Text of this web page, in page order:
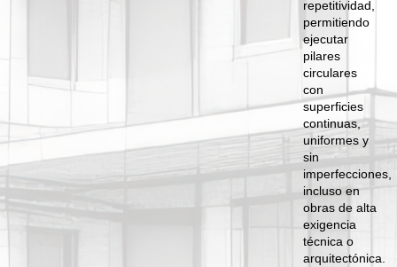
repetitividad,
permitiendo
ejecutar
pilares
circulares
con
superficies
continuas,
uniformes y
sin
imperfecciones,
incluso en
obras de alta
exigencia
técnica o
arquitectónica.